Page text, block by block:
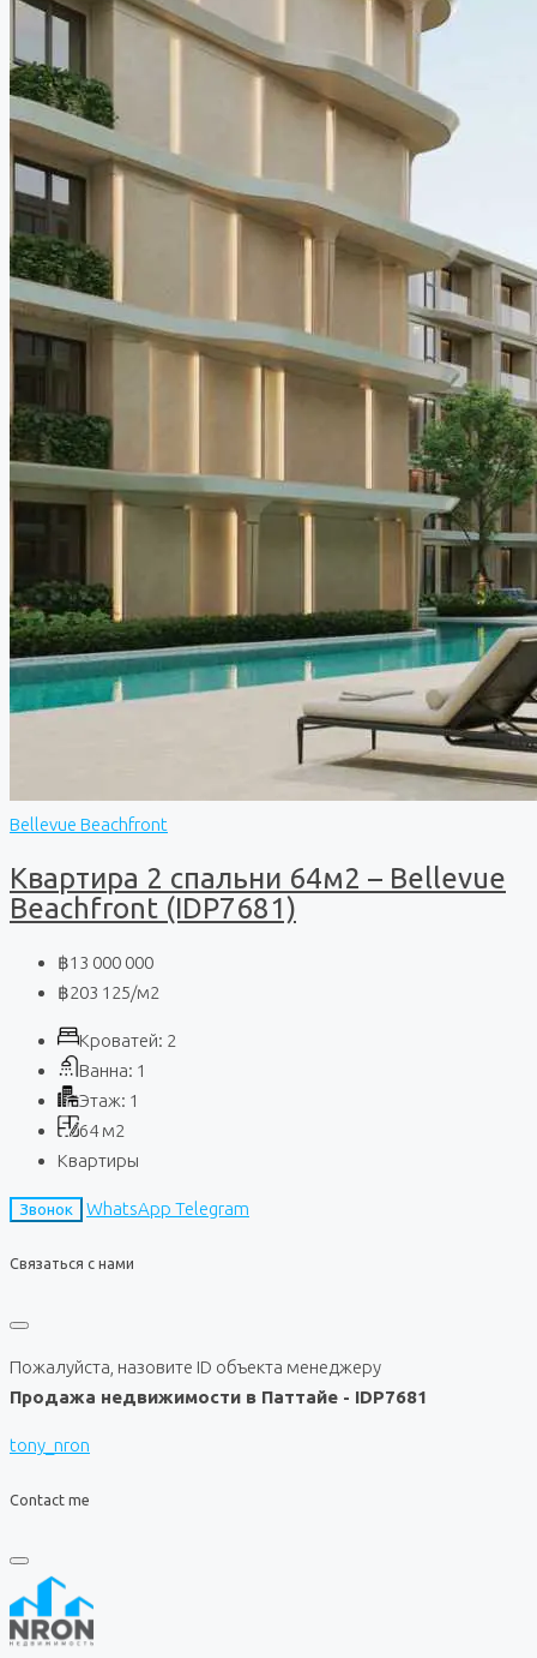
Bellevue Beachfront
Квартира 2 спальни 64м2 – Bellevue
Beachfront (IDP7681)
฿13 000 000
฿203 125/м2
Кроватей: 2
Ванна: 1
Этаж: 1
64 м2
Квартиры
Звонок WhatsApp Telegram
Связаться с нами
Пожалуйста, назовите ID объекта менеджеру
Продажа недвижимости в Паттайе - IDP7681
tony_nron
Contact me